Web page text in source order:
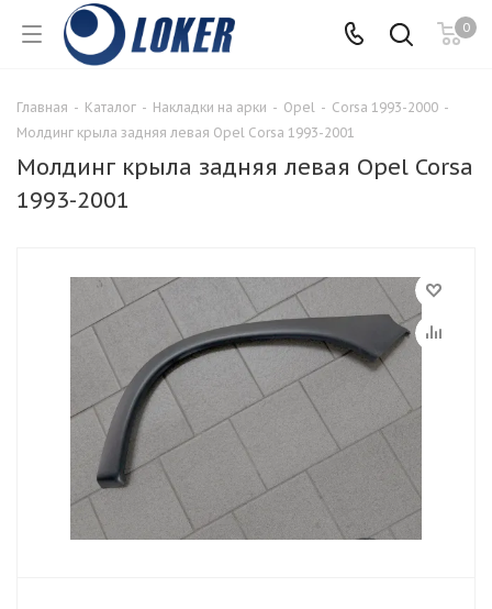
0
Главная - Каталог - Накладки на арки - Opel - Corsa 1993-2000 -
Молдинг крыла задняя левая Opel Corsa 1993-2001
Молдинг крыла задняя левая Opel Corsa
1993-2001